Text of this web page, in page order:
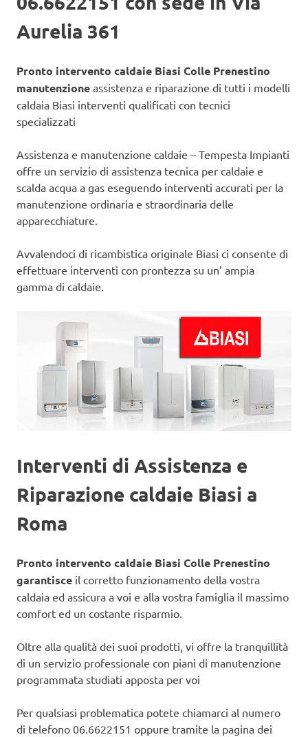
Aurelia 361
Pronto intervento caldaie Biasi Colle Prenestino
manutenzione assistenza e riparazione di tutti i modelli
caldaia Biasi interventi qualificati con tecnici
specializzati
Assistenza e manutenzione caldaie – Tempesta Impianti
offre un servizio di assistenza tecnica per caldaie e
scalda acqua a gas eseguendo interventi accurati per la
manutenzione ordinaria e straordinaria delle
apparecchiature.
Avvalendoci di ricambistica originale Biasi ci consente di
effettuare interventi con prontezza su un’ ampia
gamma di caldaie.
Interventi di Assistenza e
Riparazione caldaie Biasi a
Roma
Pronto intervento caldaie Biasi Colle Prenestino
garantisce il corretto funzionamento della vostra
caldaia ed assicura a voi e alla vostra famiglia il massimo
comfort ed un costante risparmio.
Oltre alla qualità dei suoi prodotti, vi offre la tranquillità
di un servizio professionale con piani di manutenzione
programmata studiati apposta per voi
Per qualsiasi problematica potete chiamarci al numero
di telefono 06.6622151 oppure tramite la pagina dei